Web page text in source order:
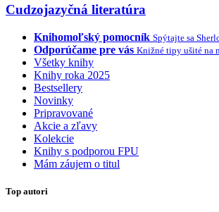
Cudzojazyčná literatúra
Knihomoľský pomocník Spýtajte sa
Odporúčame pre vás Knižné tipy ušité na
Všetky knihy
Knihy roka 2025
Bestsellery
Novinky
Pripravované
Akcie a zľavy
Kolekcie
Knihy s podporou FPU
Mám záujem o titul
Top autori